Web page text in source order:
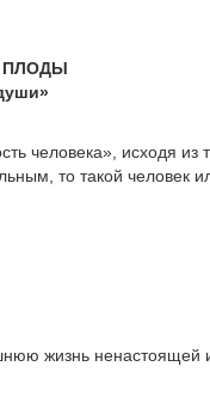
ПЛОДЫ
человека», исходя из
то такой человек
жизнь ненастоящей